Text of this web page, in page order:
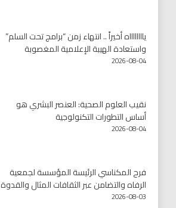
يااااااااه أخيراً .. انتهاء زمن “برامج تحت السلم”
واستعادة الهيبة الإعلامية المغصوبة
2026-08-04
نقيب العلوم الصحية: العنصر البشري هو
أساس التطورات التكنولوجية
2026-08-04
فرح المكناسي الرئيسة المؤسسة لجمعية
الرفاه والتضامن عبر الثقافات المثال والقدوة
2026-08-03